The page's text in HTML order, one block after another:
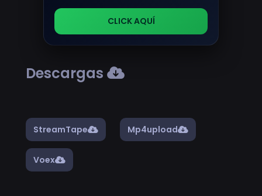
CLICK AQUÍ
Descargas
StreamTape Mp4upload
Voex